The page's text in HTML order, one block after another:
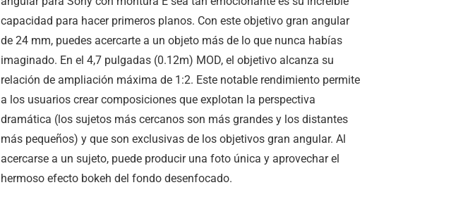
capacidad para hacer primeros planos. Con este objetivo gran angular
de 24 mm, puedes acercarte a un objeto más de lo que nunca habías
imaginado. En el 4,7 pulgadas (0.12m) MOD, el objetivo alcanza su
relación de ampliación máxima de 1:2. Este notable rendimiento permite
a los usuarios crear composiciones que explotan la perspectiva
dramática (los sujetos más cercanos son más grandes y los distantes
más pequeños) y que son exclusivas de los objetivos gran angular. Al
acercarse a un sujeto, puede producir una foto única y aprovechar el
hermoso efecto bokeh del fondo desenfocado.